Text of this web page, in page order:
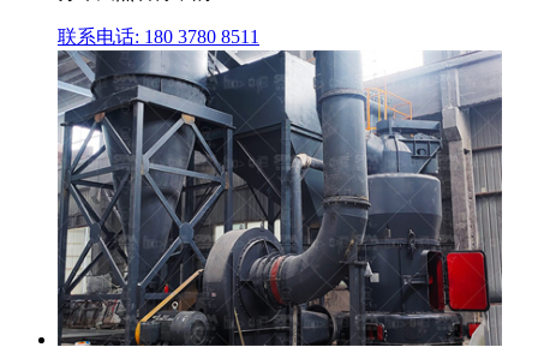
联系电话: 180 3780 8511